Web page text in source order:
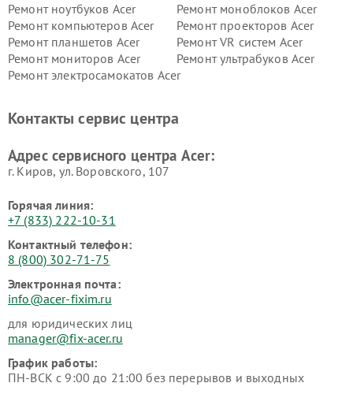
Ремонт ноутбуков Acer
Ремонт моноблоков Acer
Ремонт компьютеров Acer
Ремонт проекторов Acer
Ремонт планшетов Acer
Ремонт VR систем Acer
Ремонт мониторов Acer
Ремонт ультрабуков Acer
Ремонт электросамокатов Acer
Контакты сервис центра
Адрес сервисного центра Acer:
г. Киров, ул. Воровского, 107
Горячая линия:
+7 (833) 222-10-31
Контактный телефон:
8 (800) 302-71-75
Электронная почта:
info@acer-fixim.ru
для юридических лиц
manager@fix-acer.ru
График работы:
ПН-ВСК с 9:00 до 21:00 без перерывов и выходных